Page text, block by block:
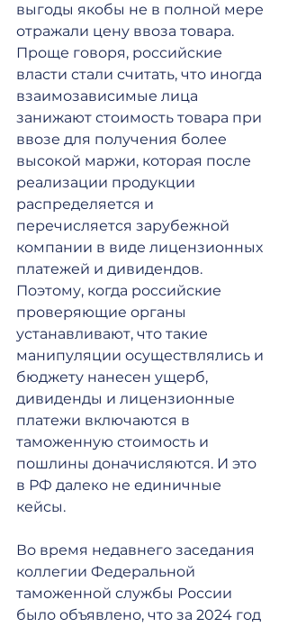
выгоды якобы не в полной мере
отражали цену ввоза товара.
Проще говоря, российские
власти стали считать, что иногда
взаимозависимые лица
занижают стоимость товара при
ввозе для получения более
высокой маржи, которая после
реализации продукции
распределяется и
перечисляется зарубежной
компании в виде лицензионных
платежей и дивидендов.
Поэтому, когда российские
проверяющие органы
устанавливают, что такие
манипуляции осуществлялись и
бюджету нанесен ущерб,
дивиденды и лицензионные
платежи включаются в
таможенную стоимость и
пошлины доначисляются. И это
в РФ далеко не единичные
кейсы.
Во время недавнего заседания
коллегии Федеральной
таможенной службы России
было объявлено, что за 2024 год